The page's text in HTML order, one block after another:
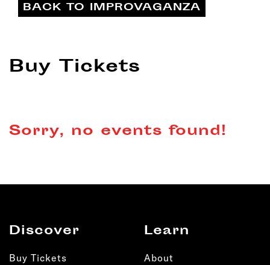
BACK TO IMPROVAGANZA
Buy Tickets
Sorry, no events found!
Discover
Buy Tickets
Learn
About